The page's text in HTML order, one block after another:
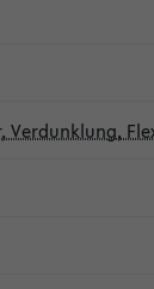
Verdunklung,